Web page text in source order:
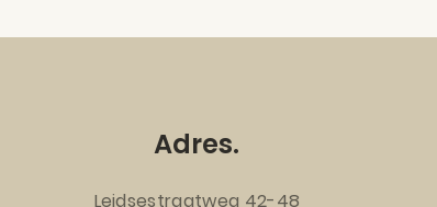
Adres.
Leidsestraatweg 42-48